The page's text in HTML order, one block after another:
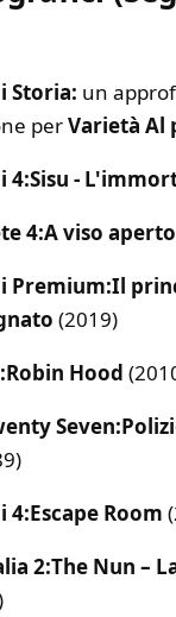
Storia: un
perVarietà Al
4:Sisu -
4:A viso aperto
Premium:Il
(2019)
Robin Hood
Seven:
4:Escape Room
2:The Nun –